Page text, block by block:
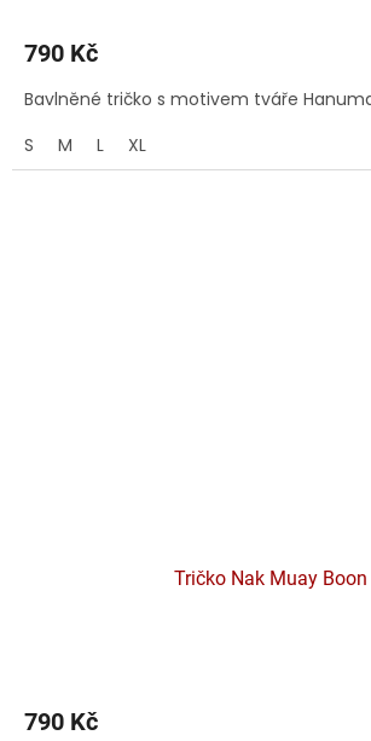
790 Kč
Bavlněné tričko s motivem tváře
S
M L XL
Tričko Nak Muay Boon
790 Kč